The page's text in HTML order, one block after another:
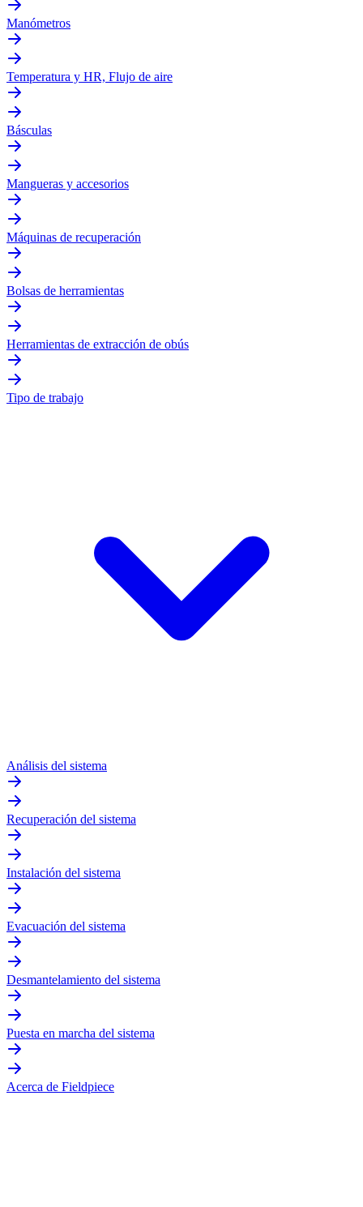
Manómetros
Temperatura y HR, Flujo de aire
Básculas
Mangueras y accesorios
Máquinas de recuperación
Bolsas de herramientas
Herramientas de extracción de obús
Tipo de trabajo
Análisis del sistema
Recuperación del sistema
Instalación del sistema
Evacuación del sistema
Desmantelamiento del sistema
Puesta en marcha del sistema
Acerca de Fieldpiece